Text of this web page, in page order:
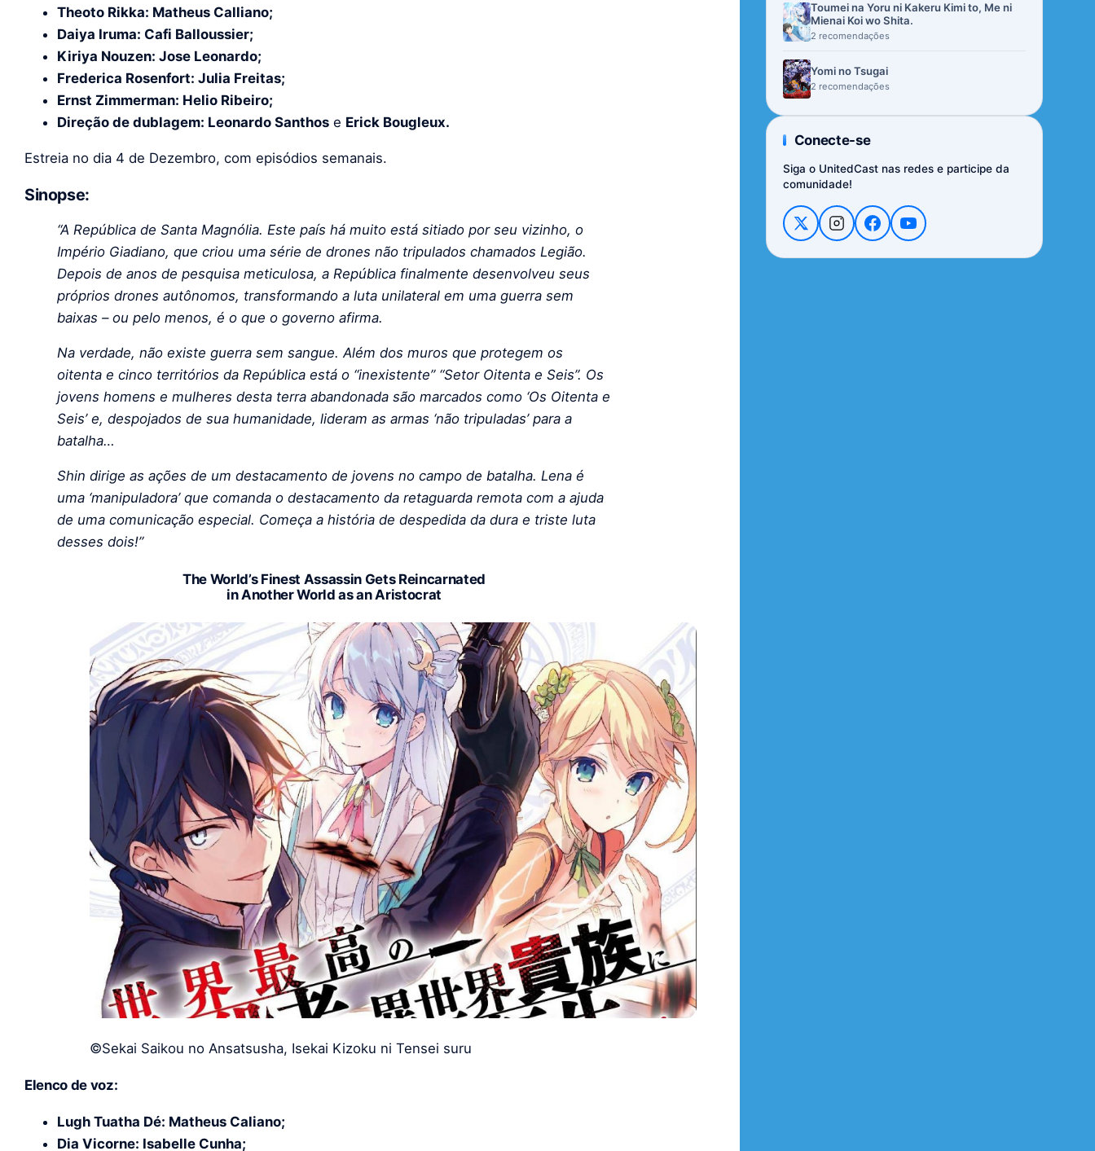
Theoto Rikka: Matheus Calliano;
Daiya Iruma: Cafi Balloussier;
Kiriya Nouzen: Jose Leonardo;
Frederica Rosenfort: Julia Freitas;
Ernst Zimmerman: Helio Ribeiro;
Direção de dublagem: Leonardo Santhos e Erick Bougleux.
Estreia no dia 4 de Dezembro, com episódios semanais.
Sinopse:
“A República de Santa Magnólia. Este país há muito está sitiado por seu vizinho, o
Império Giadiano, que criou uma série de drones não tripulados chamados Legião.
Depois de anos de pesquisa meticulosa, a República finalmente desenvolveu seus
próprios drones autônomos, transformando a luta unilateral em uma guerra sem
baixas – ou pelo menos, é o que o governo afirma.
Na verdade, não existe guerra sem sangue. Além dos muros que protegem os
oitenta e cinco territórios da República está o “inexistente” “Setor Oitenta e Seis”. Os
jovens homens e mulheres desta terra abandonada são marcados como ‘Os Oitenta e
Seis’ e, despojados de sua humanidade, lideram as armas ‘não tripuladas’ para a
batalha…
Shin dirige as ações de um destacamento de jovens no campo de batalha. Lena é
uma ‘manipuladora’ que comanda o destacamento da retaguarda remota com a ajuda
de uma comunicação especial. Começa a história de despedida da dura e triste luta
desses dois!”
The World’s Finest Assassin Gets Reincarnated
in Another World as an Aristocrat
©Sekai Saikou no Ansatsusha, Isekai Kizoku ni Tensei suru
Elenco de voz:
Lugh Tuatha Dé: Matheus Caliano;
Dia Vicorne: Isabelle Cunha;
Toumei na Yoru ni Kakeru Kimi to, Me ni
Mienai Koi wo Shita.
2 recomendações
Yomi no Tsugai
2 recomendações
Conecte-se
Siga o UnitedCast nas redes e participe da
comunidade!